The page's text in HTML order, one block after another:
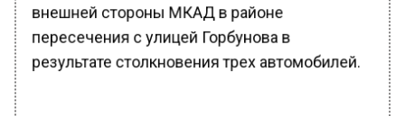
внешней стороны МКАД в районе
пересечения с улицей Горбунова в
результате столкновения трех автомобилей.